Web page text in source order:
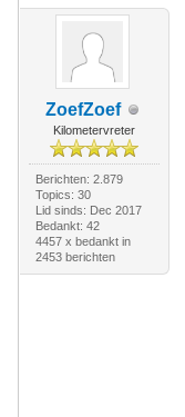
ZoefZoef
Kilometervreter
Berichten: 2.879
Topics: 30
Lid sinds: Dec 2017
Bedankt: 42
4457 x bedankt in
2453 berichten